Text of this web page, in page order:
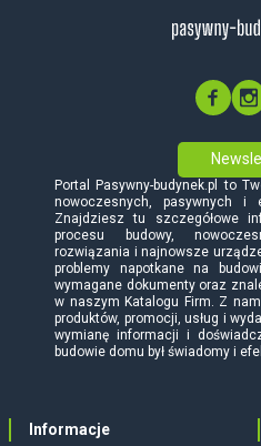
Portal Pasywny-budynek.pl to
nowoczesnych, pasywnych i
Znajdziesz tu szczegółowe
procesu budowy,
rozwiązania i najnowsze
problemy napotkane na
wymagane dokumenty oraz
w naszym Katalogu Firm. Z
produktów, promocji, usług i
wymianę informacji i
budowie domu był świadomy i
Informacje